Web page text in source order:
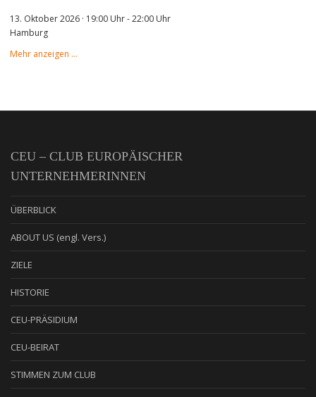
13. Oktober 2026 · 19:00 Uhr-22:00 Uhr
Hamburg
Mehr anzeigen …
CEU – CLUB EUROPÄISCHER
UNTERNEHMERINNEN
ÜBERBLICK
ABOUT US (engl. Vers.)
ZIELE
HISTORIE
CEU-PRÄSIDIUM
CEU-BEIRAT
STIMMEN ZUM CLUB